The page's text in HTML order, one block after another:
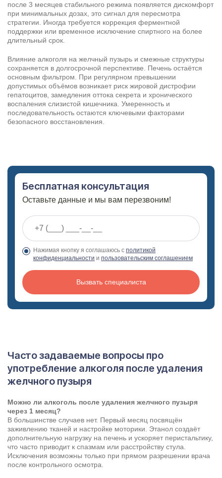
после 3 месяцев стабильного режима появляется дискомфорт
при минимальных дозах, это сигнал для пересмотра
стратегии. Иногда требуется коррекция ферментной
поддержки или временное исключение спиртного на более
длительный срок.
Влияние алкоголя на желчный пузырь и смежные структуры
сохраняется в долгосрочной перспективе. Печень остаётся
основным фильтром. При регулярном превышении
допустимых объёмов возникает риск жировой дистрофии
гепатоцитов, замедления оттока секрета и хронического
воспаления слизистой кишечника. Умеренность и
последовательность остаются ключевыми факторами
безопасного восстановления.
Бесплатная консультация
Оставьте данные и мы вам перезвоним!
Нажимая кнопку я соглашаюсь с политикой
конфиденциальности и пользовательским соглашением
Вызвать специалиста
Часто задаваемые вопросы про
употребление алкоголя после удаления
желчного пузыря
Можно ли алкоголь после удаления желчного пузыря
через 1 месяц?
В большинстве случаев нет. Первый месяц посвящён
заживлению тканей и настройке моторики. Этанол создаёт
дополнительную нагрузку на печень и ускоряет перистальтику,
что часто приводит к спазмам или расстройству стула.
Исключения возможны только при прямом разрешении врача
после контрольного осмотра.
Бесплатная консультация
Оставьте данные и мы вам перезвоним!
Поиск по сайту
Задать вопрос
Задайте свой вопрос и мы ответим вам